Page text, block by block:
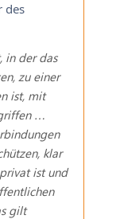
des
in der das
zu einer
ist, mit
…
klar
ist und
gilt